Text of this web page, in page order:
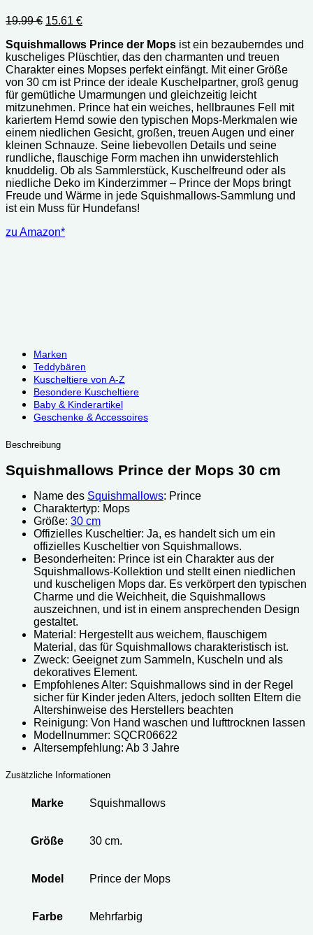
19.99€ Ursprünglicher
war:
19.99 €
15.61 €Aktueller
ist:
15.61 €.
Squishmallows Prince der Mops ist ein bezauberndes und
kuscheliges Plüschtier, das den charmanten und treuen
Charakter eines Mopses perfekt einfängt. Mit einer Größe
von 30 cm ist Prince der ideale Kuschelpartner, groß genug
für gemütliche Umarmungen und gleichzeitig leicht
mitzunehmen. Prince hat ein weiches, hellbraunes Fell mit
kariertem Hemd sowie den typischen Mops-Merkmalen wie
einem niedlichen Gesicht, großen, treuen Augen und einer
kleinen Schnauze. Seine liebevollen Details und seine
rundliche, flauschige Form machen ihn unwiderstehlich
knuddelig. Ob als Sammlerstück, Kuschelfreund oder als
niedliche Deko im Kinderzimmer – Prince der Mops bringt
Freude und Wärme in jede Squishmallows-Sammlung und
ist ein Muss für Hundefans!
zu Amazon*
Marken
Teddybären
Kuscheltiere von A-Z
Besondere Kuscheltiere
Baby & Kinderartikel
Geschenke & Accessoires
Beschreibung
Squishmallows Prince der Mops 30 cm
Name des Squishmallows: Prince
Charaktertyp: Mops
Größe: 30 cm
Offizielles Kuscheltier: Ja, es handelt sich um ein
offizielles Kuscheltier von Squishmallows.
Besonderheiten: Prince ist ein Charakter aus der
Squishmallows-Kollektion und stellt einen niedlichen
und kuscheligen Mops dar. Es verkörpert den typischen
Charme und die Weichheit, die Squishmallows
auszeichnen, und ist in einem ansprechenden Design
gestaltet.
Material: Hergestellt aus weichem, flauschigem
Material, das für Squishmallows charakteristisch ist.
Zweck: Geeignet zum Sammeln, Kuscheln und als
dekoratives Element.
Empfohlenes Alter: Squishmallows sind in der Regel
sicher für Kinder jeden Alters, jedoch sollten Eltern die
Altershinweise des Herstellers beachten
Reinigung: Von Hand waschen und lufttrocknen lassen
Modellnummer: SQCR06622
Altersempfehlung: Ab 3 Jahre
Zusätzliche Informationen
Marke Squishmallows
Größe 30 cm.
Model Prince der Mops
Farbe Mehrfarbig